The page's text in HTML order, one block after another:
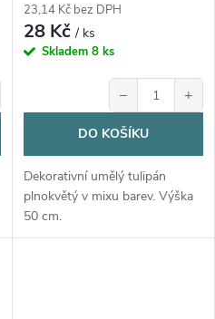
23,14 Kč bez DPH
28 Kč/ ks
Skladem 8 ks
− +
DO KOŠÍKU
Dekorativní umělý tulipán
plnokvětý v mixu barev. Výška
50 cm.